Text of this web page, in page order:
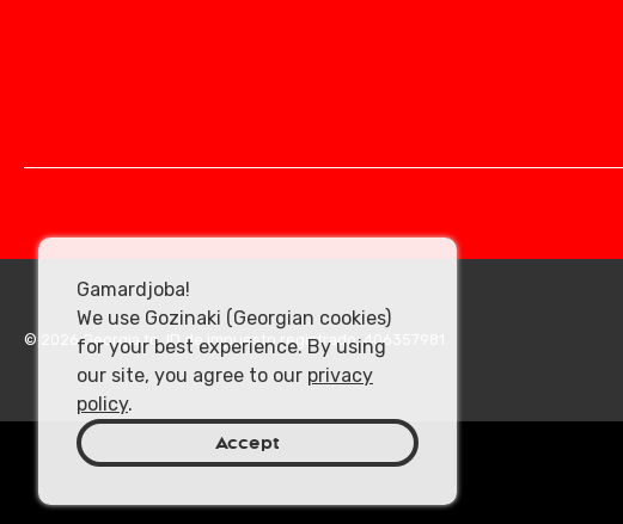
© 2026 Georgia.to. ID de impuesto registrado: 406357981
Gamardjoba!
We use Gozinaki (Georgian cookies)
for your best experience. By using
our site, you agree to our privacy
policy.
Accept